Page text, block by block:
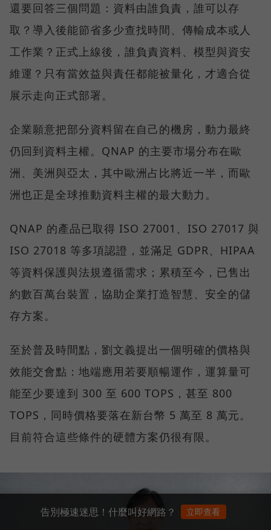
還要回答三個問題：資料由誰負責，誰可以存
取？導入後能節省多少查找時間、傳輸成本或人
工作業？正式上線後，誰負責資料、模型與資安
維運？只有當效益與責任都能被量化，才適合從
展示走向正式部署。
企業願意把部分資料留在自己的機房，動力最終
仍回到資料主權。QNAP 的主要市場分布在歐
洲、美洲與亞太，其中歐洲占比將近一半，而歐
洲也正是全球推動資料主權的最大動力。
QNAP 的產品已取得 ISO 27001、ISO 27017 與
ISO 27018 等多項認證，並滿足 GDPR、HIPAA
等資料保護與法規遵循需求；累積至今，已售出
約數百萬台裝置，協助企業打造智慧、安全的儲
存方案。
至於普及時間點，劉文義提出一個明確的價格與
效能交會點：地端應用若要順暢運作，運算量可
能至少要達到 300 至 600 TOPS，甚至 800
TOPS，同時價格要落在新台幣 5 萬至 8 萬元。
目前符合這些條件的硬體方案仍很有限。
告別極速迷思！什麼叫好網路？ 立即查看